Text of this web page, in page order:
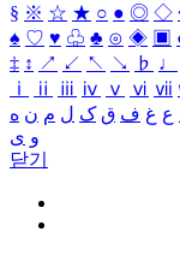
§ ※ ☆ ★ ○ ● ◎ ◇
♠ ♡ ♥ ♧ ♣ ⊙ ◈ ▣
‡ ↕ ↗ ↙ ↖ ↘ ♭ ♩
ⅰ
ⅱ ⅲ ⅳ ⅴ ⅵ ⅶ
ع غ ف ق ک ل م ن ه
و ی
닫기